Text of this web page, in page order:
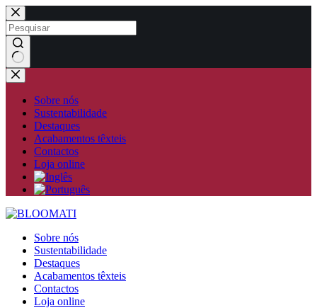
Pular
para
o
conteúdo
Sem
resultados
Sobre nós
Sustentabilidade
Destaques
Acabamentos têxteis
Contactos
Loja online
Sobre nós
Sustentabilidade
Destaques
Acabamentos têxteis
Contactos
Loja online